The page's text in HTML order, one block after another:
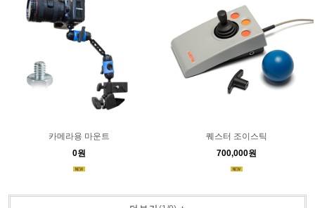
카메라용 마운트
0원
퀘스터 조이스틱
700,000원